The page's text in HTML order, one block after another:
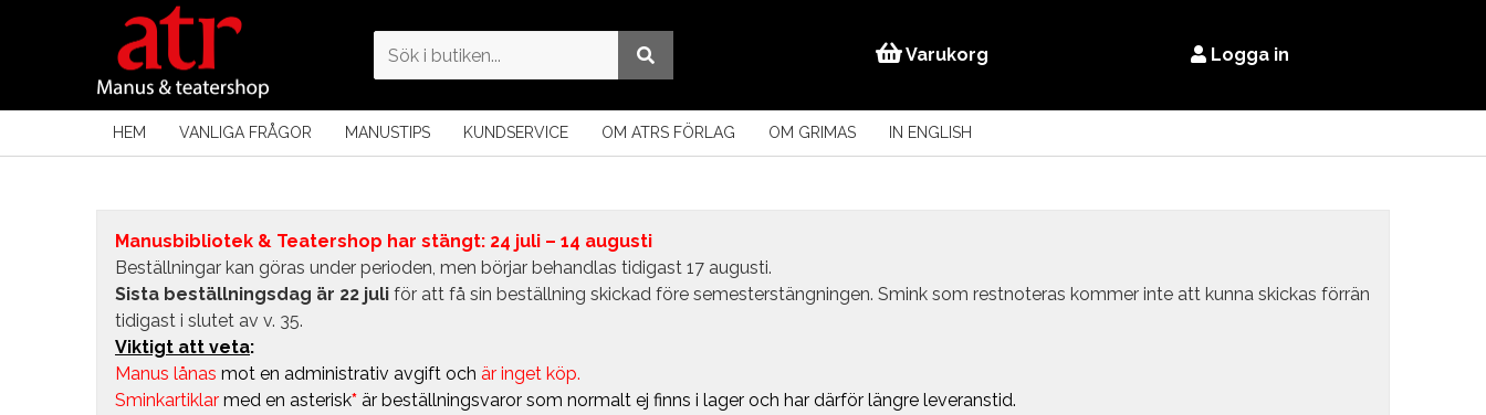
Varukorg Logga in
HEM VANLIGA FRÅGOR MANUSTIPS KUNDSERVICE OM ATRS FÖRLAG OM GRIMAS IN ENGLISH
Manusbibliotek & Teatershop har stängt: 24 juli – 14 augusti
Beställningar kan göras under perioden, men börjar behandlas tidigast 17 augusti.
Sista beställningsdag är 22 juli för att få sin beställning skickad före semesterstängningen. Smink som restnoteras kommer inte att kunna skickas förrän
tidigast i slutet av v. 35.
Viktigt att veta:
Manus lånas mot en administrativ avgift och är inget köp.
Sminkartiklar med en asterisk* är beställningsvaror som normalt ej finns i lager och har därför längre leveranstid.